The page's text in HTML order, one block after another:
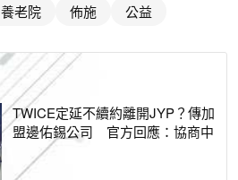
養老院 佈施 公益
TWICE定延不續約離開JYP？傳加
盟邊佑錫公司 官方回應：協商中